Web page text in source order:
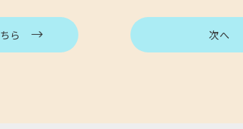
ら 次へ